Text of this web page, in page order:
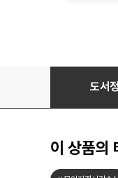
스노우 걸도서
이 상품의